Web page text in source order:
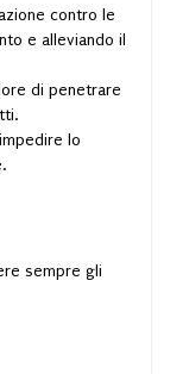
contro le
e alleviando il
di penetrare
lo
sempre gli